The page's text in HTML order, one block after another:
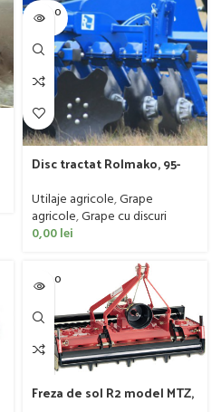
SOLD O
UT
Disc tractat Rolmako, 95-
Utilaje agricole,Grape
agricole,Grape cu discuri
0,00lei
SOLD O
UT
Freza de sol R2 model MTZ,